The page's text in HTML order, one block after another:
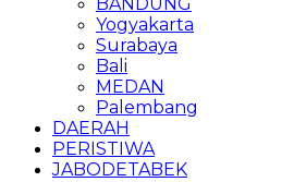
Yogyakarta
Surabaya
Bali
MEDAN
Palembang
DAERAH
PERISTIWA
JABODETABEK